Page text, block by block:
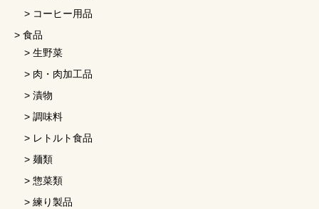
コーヒー用品
食品
生野菜
肉・肉加工品
漬物
調味料
レトルト食品
麺類
惣菜類
練り製品